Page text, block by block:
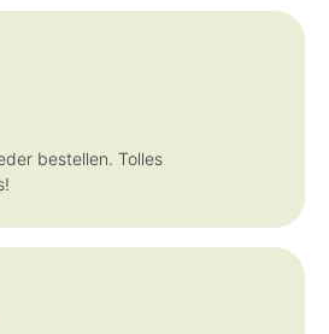
Sternen
bestellen. Tolles
Sternen